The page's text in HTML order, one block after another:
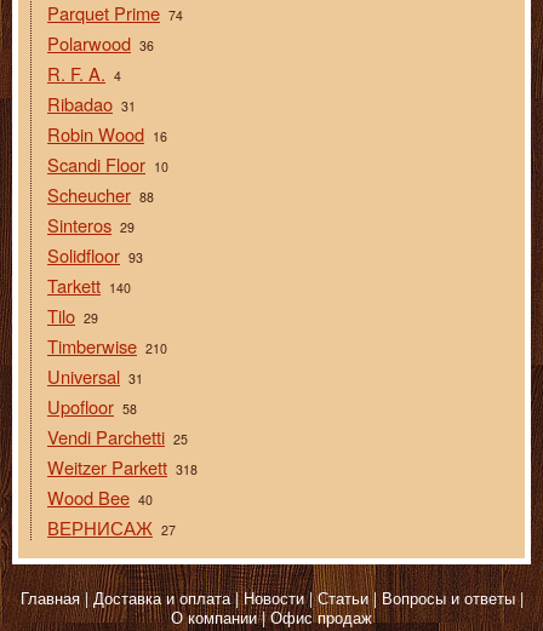
Parquet Prime 74
Polarwood 36
R. F. A. 4
Ribadao 31
Robin Wood 16
Scandi Floor 10
Scheucher 88
Sinteros 29
Solidfloor 93
Tarkett 140
Tilo 29
Timberwise 210
Universal 31
Upofloor 58
Vendi Parchetti 25
Weitzer Parkett 318
Wood Bee 40
ВЕРНИСАЖ 27
Главная Доставка и оплата Новости Статьи Вопросы и ответы
О компании Офис продаж